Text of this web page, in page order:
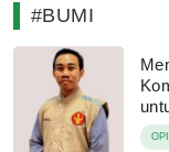
#BUMI